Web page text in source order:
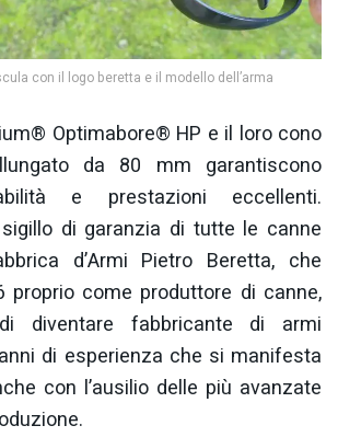
con il logo beretta e il modello dell’arma
Optimabore® HP e il loro cono
da 80 mm garantiscono
e prestazioni eccellenti.
di garanzia di tutte le canne
d’Armi Pietro Beretta, che
proprio come produttore di canne,
diventare fabbricante di armi
di esperienza che si manifesta
con l’ausilio delle più avanzate